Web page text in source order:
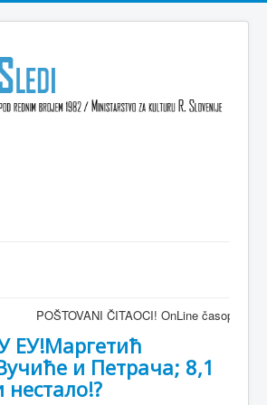
POŠTOVANI ČITAOCI! OnLine časopis
ЕУ!Маргетић
и Петрача; 8,1
нестало!?